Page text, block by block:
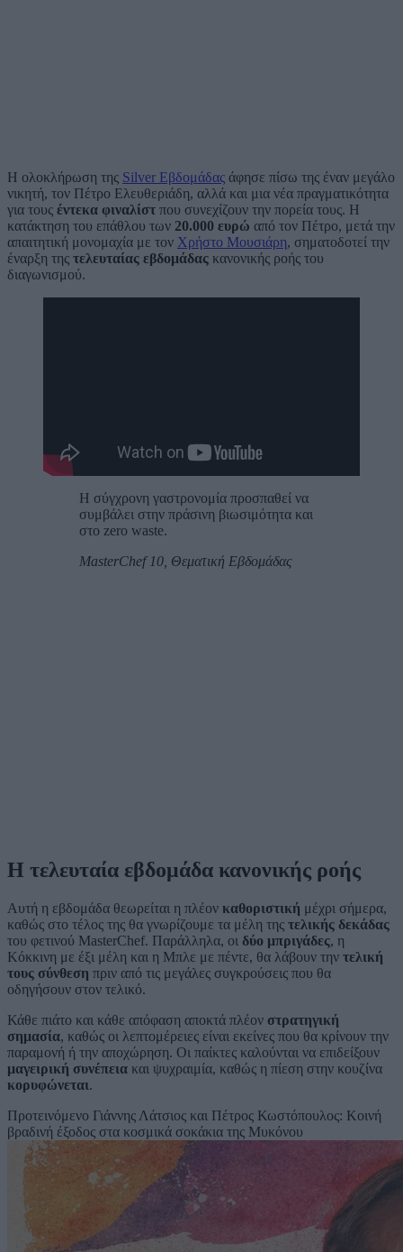
Η ολοκλήρωση της Silver Εβδομάδας άφησε πίσω της έναν μεγάλο
νικητή, τον Πέτρο Ελευθεριάδη, αλλά και μια νέα πραγματικότητα
για τους έντεκα φιναλίστ που συνεχίζουν την πορεία τους. Η
κατάκτηση του επάθλου των 20.000 ευρώ από τον Πέτρο, μετά την
απαιτητική μονομαχία με τον Χρήστο Μουσιάρη, σηματοδοτεί την
έναρξη της τελευταίας εβδομάδας κανονικής ροής του
διαγωνισμού.
Η σύγχρονη γαστρονομία προσπαθεί να
συμβάλει στην πράσινη βιωσιμότητα και
στο zero waste.
MasterChef 10, Θεματική Εβδομάδας
Η τελευταία εβδομάδα κανονικής ροής
Αυτή η εβδομάδα θεωρείται η πλέον καθοριστική μέχρι σήμερα,
καθώς στο τέλος της θα γνωρίζουμε τα μέλη της τελικής δεκάδας
του φετινού MasterChef. Παράλληλα, οι δύο μπριγάδες, η
Κόκκινη με έξι μέλη και η Μπλε με πέντε, θα λάβουν την τελική
τους σύνθεση πριν από τις μεγάλες συγκρούσεις που θα
οδηγήσουν στον τελικό.
Κάθε πιάτο και κάθε απόφαση αποκτά πλέον στρατηγική
σημασία, καθώς οι λεπτομέρειες είναι εκείνες που θα κρίνουν την
παραμονή ή την αποχώρηση. Οι παίκτες καλούνται να επιδείξουν
μαγειρική συνέπεια και ψυχραιμία, καθώς η πίεση στην κουζίνα
κορυφώνεται.
Προτεινόμενο Γιάννης Λάτσιος και Πέτρος Κωστόπουλος: Κοινή
βραδινή έξοδος στα κοσμικά σοκάκια της Μυκόνου